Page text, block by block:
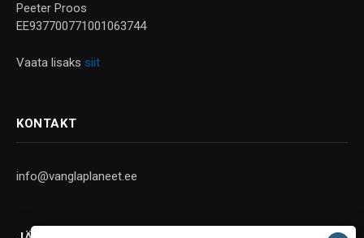
Peeter Proos
EE937700771001063744
Vaata lisaks siit
KONTAKT
info@vanglaplaneet.ee